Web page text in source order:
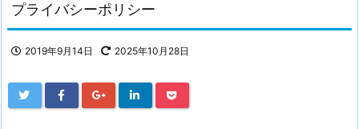
プライバシーポリシー
2019年9月14日 2025年10月28日